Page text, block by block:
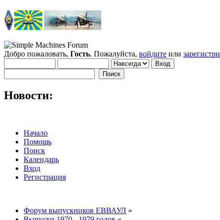
Добро пожаловать, Гость. Пожалуйста, войдите или
Новости:
Начало
Помощь
Поиск
Календарь
Вход
Регистрация
Форум выпускников ЕВВАУЛ »